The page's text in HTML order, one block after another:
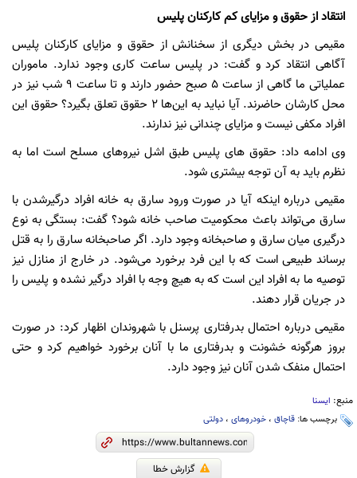
انتقاد از حقوق و مزایای کم کارکنان پلیس
مقیمی در بخش دیگری از سخنانش از حقوق و مزایای کارکنان پلیس
آگاهی انتقاد کرد و گفت: در پلیس ساعت کاری وجود ندارد. ماموران
عملیاتی ما گاهی از ساعت 5 صبح حضور دارند و تا ساعت 9 شب نیز در
محل کارشان حاضرند. آیا نباید به این‌ها 2 حقوق تعلق بگیرد؟ حقوق این
افراد مکفی نیست و مزایای چندانی نیز ندارند.
وی ادامه داد:‌ حقوق های پلیس طبق اشل نیروهای مسلح است اما به
نظرم باید به آن‌ توجه بیشتری شود.
مقیمی درباره اینکه آیا در صورت ورود سارق به خانه افراد درگیرشدن با
سارق می‌تواند باعث محکومیت صاحب خانه شود؟ گفت:‌ بستگی به نوع
درگیری میان سارق و صاحبخانه وجود دارد. اگر صاحبخانه سارق را به قتل
برساند طبیعی است که با این فرد برخورد می‌شود. در خارج از منازل نیز
توصیه ما به افراد این است که به هیچ وجه با افراد درگیر نشده و پلیس را
در جریان قرار دهند.
مقیمی درباره احتمال بدرفتاری پرسنل با شهروندان اظهار کرد: در صورت
بروز هرگونه خشونت و بدرفتاری ما با آنان برخورد خواهیم کرد و حتی
احتمال منفک شدن آنان نیز وجود دارد.
منبع: ایسنا
برچسب ها: قاچاق ، خودروهای ، دولتی
گزارش خطا